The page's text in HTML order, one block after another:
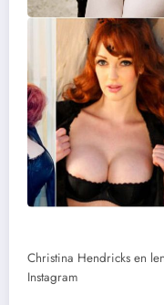
Christina Hendricks en
Instagram